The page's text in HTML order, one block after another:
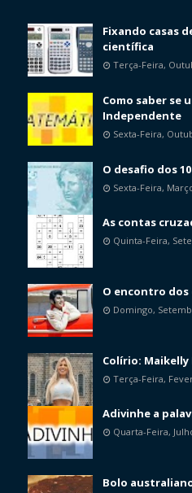
Fixando casas
científica
Terça-Feira,
Como saber se
Independente
Sexta-Feira,
O desafio dos
Sexta-Feira,
As contas
Quinta-Feira,
O encontro
Domingo,
Colírio: Maikelly
Terça-Feira,
Adivinhe a
Quarta-Feira,
Bolo